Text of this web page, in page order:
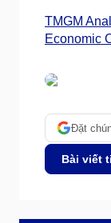
TMGM
Economic
Đặt
Bài viết